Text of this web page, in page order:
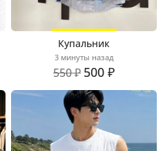
Купальник
3 минуты назад
550 ₽ 500 ₽